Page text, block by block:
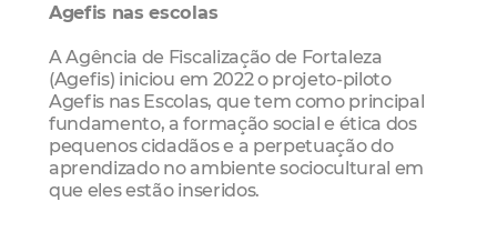
Agefis nas escolas
A Agência de Fiscalização de Fortaleza
(Agefis) iniciou em 2022 o projeto-piloto
Agefis nas Escolas, que tem como principal
fundamento, a formação social e ética dos
pequenos cidadãos e a perpetuação do
aprendizado no ambiente sociocultural em
que eles estão inseridos.